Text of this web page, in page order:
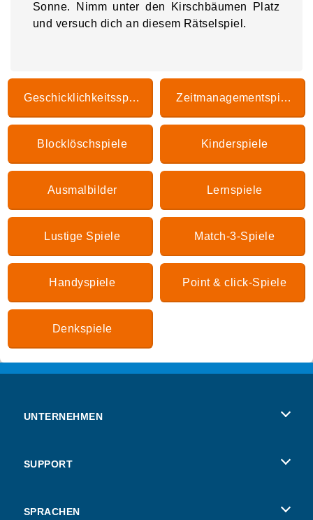
Sonne. Nimm unter den Kirschbäumen Platz
und versuch dich an diesem Rätselspiel.
Geschicklichkeitsspiele Zeitmanagementspiele
Blocklöschspiele Kinderspiele
Ausmalbilder Lernspiele
Lustige Spiele Match-3-Spiele
Handyspiele Point & click-Spiele
Denkspiele
UNTERNEHMEN
SUPPORT
SPRACHEN